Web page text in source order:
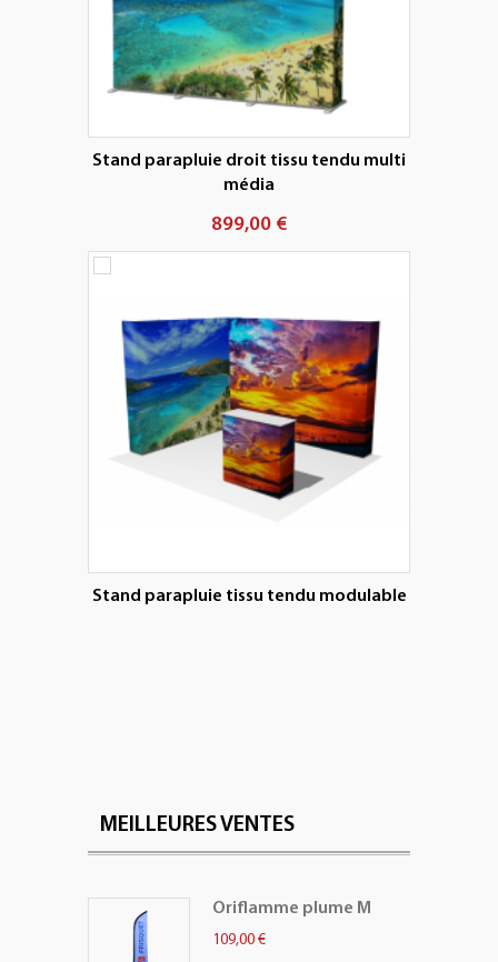
Stand parapluie droit tissu tendu multi
média
899,00 €
Stand parapluie tissu tendu modulable
MEILLEURES VENTES
Oriflamme plume M
109,00 €